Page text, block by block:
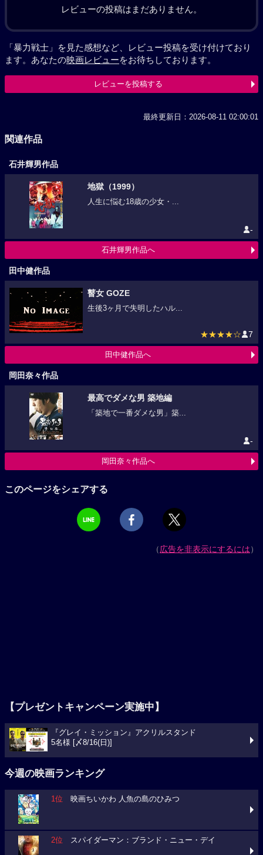
レビューの投稿はまだありません。
「暴力戦士」を見た感想など、レビュー投稿を受け付けており
ます。あなたの映画レビューをお待ちしております。
レビューを投稿する
最終更新日：2026-08-11 02:00:01
関連作品
石井輝男作品
地獄（1999）
人生に悩む18歳の少女・...
-
石井輝男作品へ
田中健作品
瞽女 GOZE
生後3ヶ月で失明したハル...
★★★★☆ 7
田中健作品へ
岡田奈々作品
最高でダメな男 築地編
「築地で一番ダメな男」築...
-
岡田奈々作品へ
このページをシェアする
（広告を非表示にするには）
【プレゼントキャンペーン実施中】
『グレイ・ミッション』アクリルスタンド
5名様 [〆8/16(日)]
今週の映画ランキング
1位 映画ちいかわ 人魚の島のひみつ
2位 スパイダーマン：ブランド・ニュー・デイ